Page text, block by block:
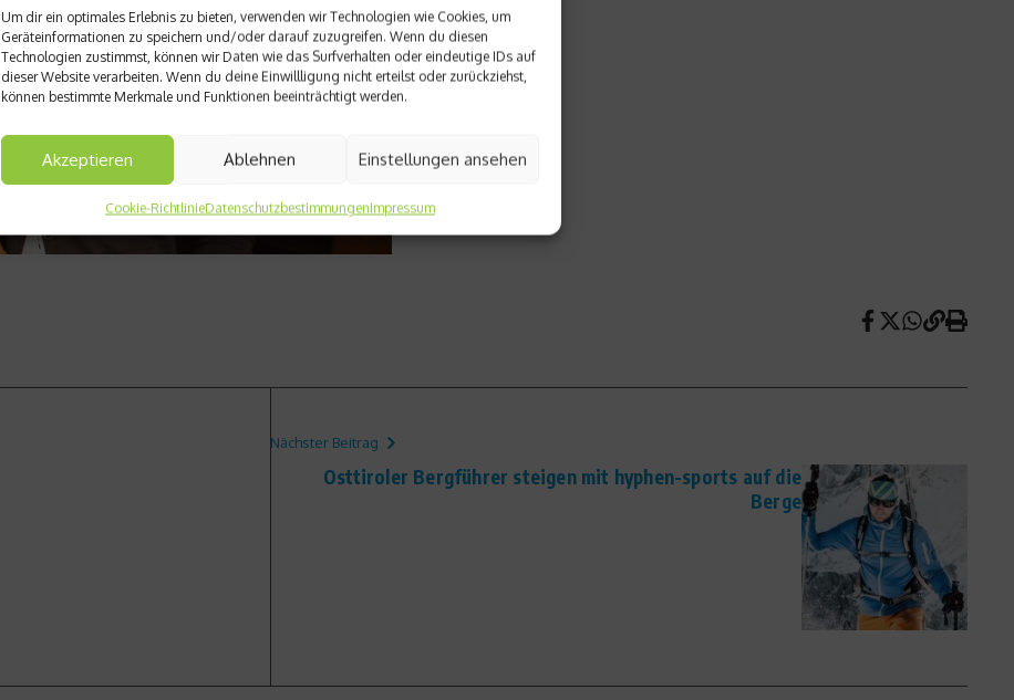
Um dir ein optimales Erlebnis zu bieten, verwenden wir Technologien wie Cookies, um
Geräteinformationen zu speichern und/oder darauf zuzugreifen. Wenn du diesen
Technologien zustimmst, können wir Daten wie das Surfverhalten oder eindeutige IDs auf
dieser Website verarbeiten. Wenn du deine Einwillligung nicht erteilst oder zurückziehst,
können bestimmte Merkmale und Funktionen beeinträchtigt werden.
Akzeptieren Ablehnen Einstellungen ansehen
Cookie-RichtlinieDatenschutzbestimmungenImpressum
Nächster Beitrag
Osttiroler Bergführer steigen mit hyphen-sports auf die
Berge